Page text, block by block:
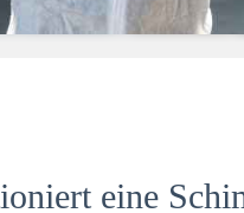
eine